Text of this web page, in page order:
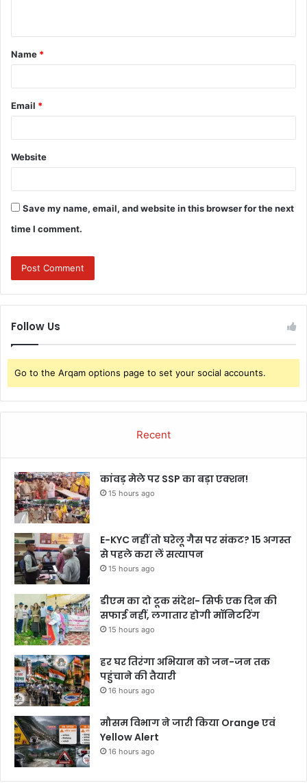
t
*
Name *
Email *
Website
Save my name, email, and website in this browser for the next
time I comment.
Follow Us
Go to the Arqam options page to set your social accounts.
Recent
कांवड़ मेले पर SSP का बड़ा एक्शन!
15 hours ago
E-KYC नहीं तो घरेलू गैस पर संकट? 15 अगस्त
से पहले करा लें सत्यापन
15 hours ago
डीएम का दो टूक संदेश- सिर्फ एक दिन की
सफाई नहीं, लगातार होगी मॉनिटरिंग
15 hours ago
हर घर तिरंगा अभियान को जन-जन तक
पहुंचाने की तैयारी
16 hours ago
मौसम विभाग ने जारी किया Orange एवं
Yellow Alert
16 hours ago